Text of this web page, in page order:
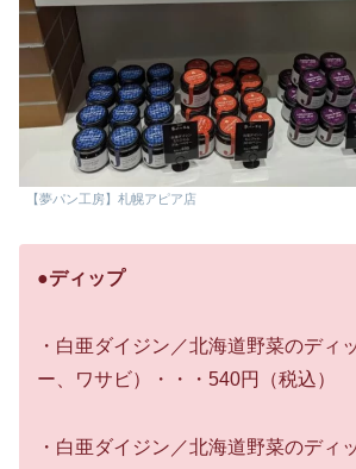
【夢パン工房】札幌アピア店
●ディップ
・白亜ダイジン／北海道野菜のディ
ー、ワサビ）・・・540円（税込）
・白亜ダイジン／北海道野菜のディ